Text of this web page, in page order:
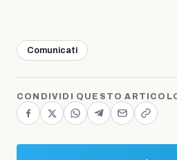
Comunicati
CONDIVIDI QUESTO